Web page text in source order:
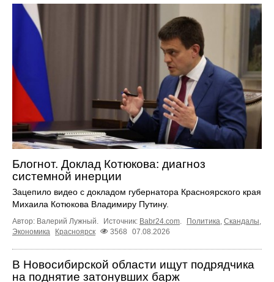
Блогнот. Доклад Котюкова: диагноз
системной инерции
Зацепило видео с докладом губернатора Красноярского края
Михаила Котюкова Владимиру Путину.
Автор: Валерий Лужный. Источник: Babr24.com. Политика, Скандалы,
Экономика
Красноярск 3568 07.08.2026
В Новосибирской области ищут подрядчика
на поднятие затонувших барж